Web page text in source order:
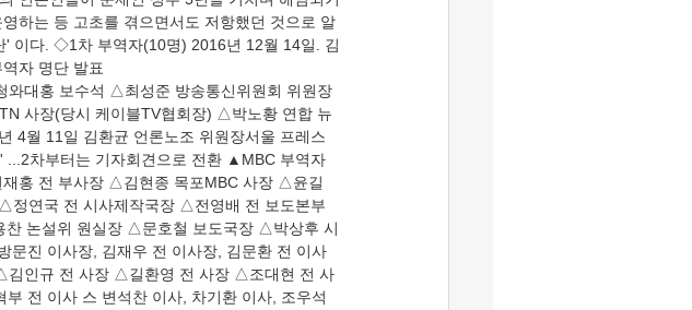
하는 등 고초를 겪으면서도 저항했던 것으로 알
' 이다. ◇1차 부역자(10명) 2016년 12월 14일. 김
자 명단 발표
대홍 보수석 △최성준 방송통신위원회 위원장
사장(당시 케이블TV협회장) △박노황 연합 뉴
4월 11일 김환균 언론노조 위원장서울 프레스
...2차부터는 기자회견으로 전환 ▲MBC 부역자
홍 전 부사장 △김현종 목포MBC 사장 △윤길
연국 전 시사제작국장 △전영배 전 보도본부
논설위 원실장 △문호철 보도국장 △박상후 시
진 이사장, 김재우 전 이사장, 김문환 전 이사
인규 전 사장 △길환영 전 사장 △조대현 전 사
전 이사 스 변석찬 이사, 차기환 이사, 조우석